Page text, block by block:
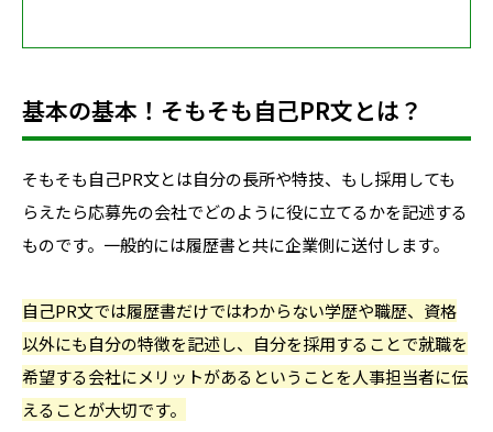
基本の基本！そもそも自己PR文とは？
そもそも自己PR文とは自分の長所や特技、もし採用しても
らえたら応募先の会社でどのように役に立てるかを記述する
ものです。一般的には履歴書と共に企業側に送付します。
自己PR文では履歴書だけではわからない学歴や職歴、資格
以外にも自分の特徴を記述し、自分を採用することで就職を
希望する会社にメリットがあるということを人事担当者に伝
えることが大切です。